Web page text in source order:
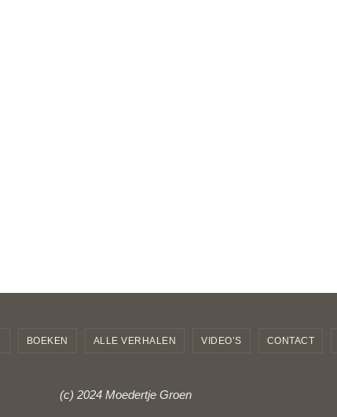
BOEKEN ALLE VERHALEN VIDEO’S CONTACT
(c) 2024 Moedertje Groen